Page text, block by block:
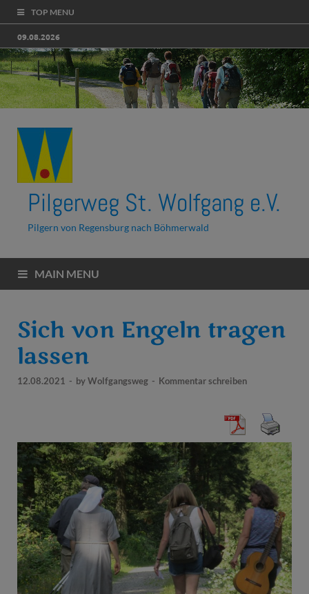
TOP MENU
09.08.2026
Pilgerweg St. Wolfgang e.V.
Pilgern von Regensburg nach Böhmerwald
MAIN MENU
Sich von Engeln tragen
lassen
12.08.2021 - byWolfgangsweg - Kommentar schreiben